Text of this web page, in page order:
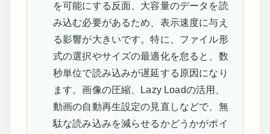
を可能にする反面、大容量のデータを読
み込む必要があるため、表示速度に与え
る影響が大きいです。特に、ファイル形
式の選択やサイズの最適化を怠ると、数
秒単位で読み込みが遅延する原因になり
ます。画像の圧縮、Lazy Loadの活用、
動画の自動再生設定の見直しなどで、無
駄な読み込みを減らせるかどうかがポイ